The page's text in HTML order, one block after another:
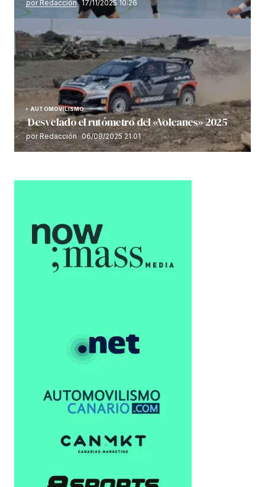
por Redacción 17/11/2025 10:26
AUTOMOVILISMO
Desvelado el rutómetro del «Volcanes» 2025
por Redacción 06/08/2025 21:01